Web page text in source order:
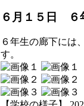
６月１５日 ６
６年生の廊下には
す。